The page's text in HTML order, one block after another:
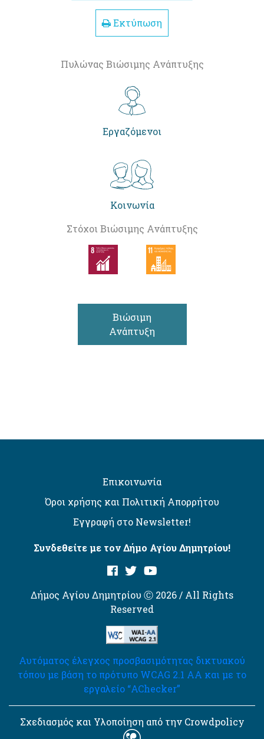
Εκτύπωση
Πυλώνας Βιώσιμης Ανάπτυξης
Εργαζόμενοι
Κοινωνία
Στόχοι Βιώσιμης Ανάπτυξης
Βιώσιμη
Ανάπτυξη
Επικοινωνία
Όροι χρήσης και Πολιτική Απορρήτου
Εγγραφή στο Newsletter!
Συνδεθείτε με τον Δήμο Αγίου Δημητρίου!
Δήμος Αγίου Δημητρίου Ⓒ 2026 / All Rights
Reserved
Αυτόματος έλεγχος προσβασιμότητας δικτυακού
τόπου με βάση το πρότυπο WCAG 2.1 AA και με το
εργαλείο “AChecker”
Σχεδιασμός και Υλοποίηση από την Crowdpolicy